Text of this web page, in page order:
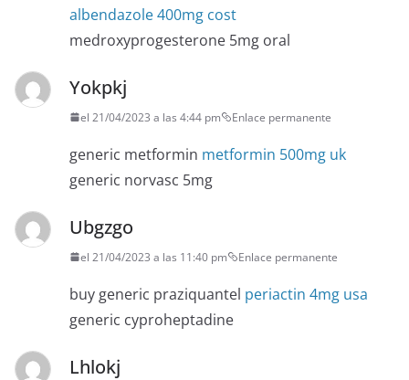
albendazole 400mg cost
medroxyprogesterone 5mg oral
Yokpkj
el 21/04/2023 a las 4:44 pm Enlace permanente
generic metformin metformin 500mg uk
generic norvasc 5mg
Ubgzgo
el 21/04/2023 a las 11:40 pm Enlace permanente
buy generic praziquantel periactin 4mg usa
generic cyproheptadine
Lhlokj